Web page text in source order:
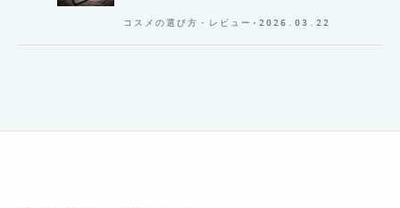
コスメの選び方・レビュー · 2026.03.22